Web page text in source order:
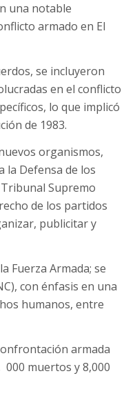
una notable
armado en El
se incluyeron
en el conflicto
lo que implicó
de 1983.
organismos,
la Defensa de los
Supremo
de los partidos
publicitar y
Fuerza Armada; se
con énfasis en una
humanos, entre
armada
000 muertos y 8,000